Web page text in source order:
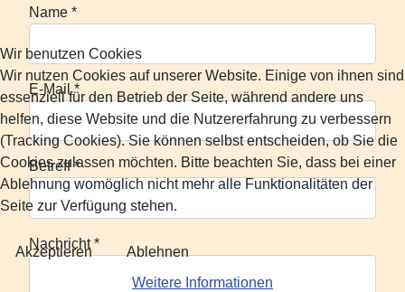
Name *
E-Mail*
Betreff*
Nachricht*
Wir benutzen Cookies
Wir nutzen Cookies auf unserer Website. Einige von ihnen sind
essenziell für den Betrieb der Seite, während andere uns
helfen, diese Website und die Nutzererfahrung zu verbessern
(Tracking Cookies). Sie können selbst entscheiden, ob Sie die
Cookies zulassen möchten. Bitte beachten Sie, dass bei einer
Ablehnung womöglich nicht mehr alle Funktionalitäten der
Seite zur Verfügung stehen.
Akzeptieren Ablehnen
Weitere Informationen